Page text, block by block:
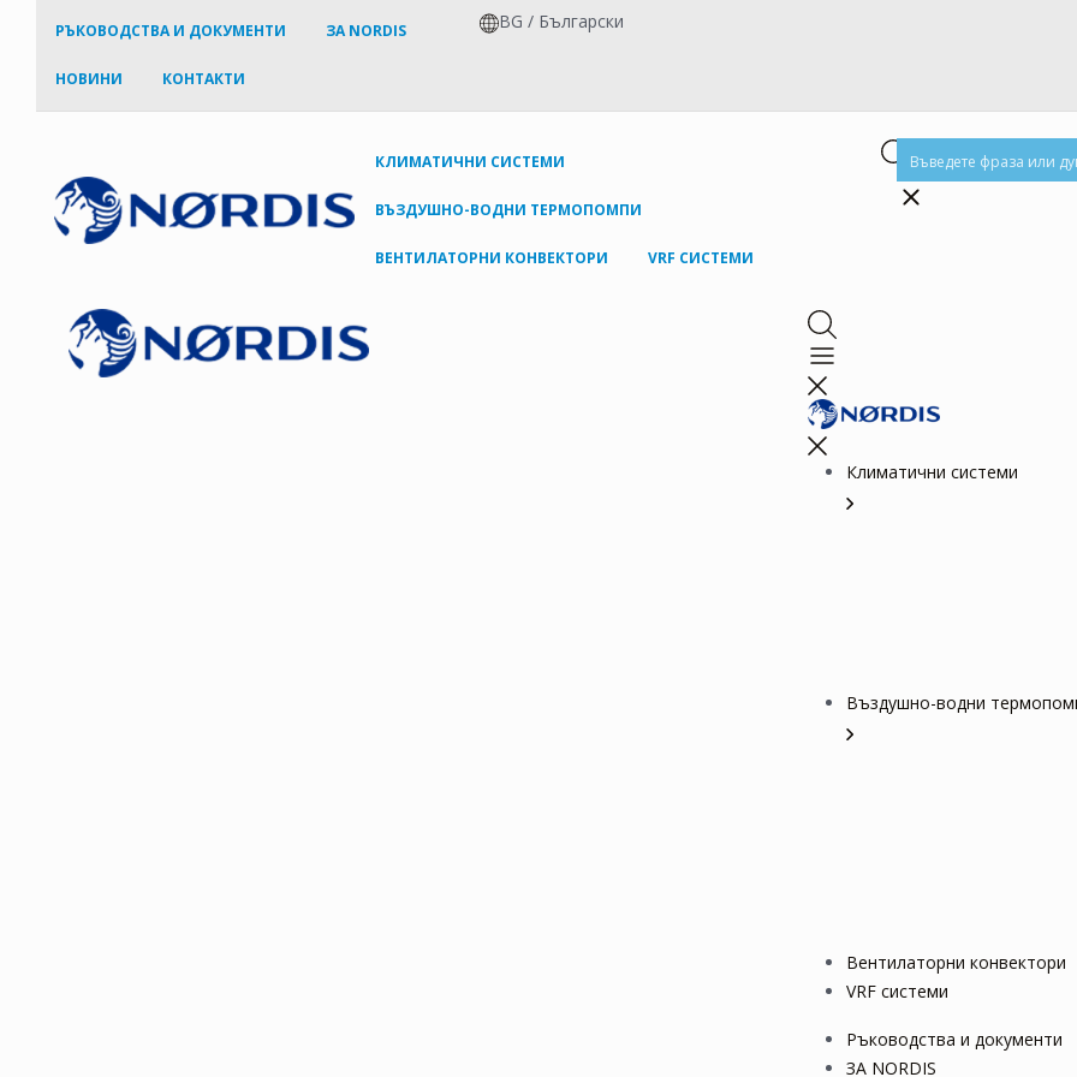
РЪКОВОДСТВА И ДОКУМЕНТИ ЗА NORDIS
НОВИНИ КОНТАКТИ
BG / Български
КЛИМАТИЧНИ СИСТЕМИ
ВЪЗДУШНО-ВОДНИ ТЕРМОПОМПИ
ВЕНТИЛАТОРНИ КОНВЕКТОРИ VRF СИСТЕМИ
Климатични системи
Въздушно-водни
Вентилаторни конвектори
VRF системи
Ръководства и документи
ЗА NORDIS